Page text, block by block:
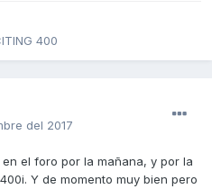
400
del 2017
el foro por la mañana, y por la
Y de momento muy bien pero